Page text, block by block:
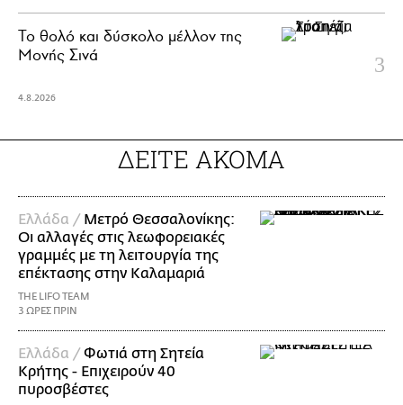
Το θολό και δύσκολο μέλλον της
Μονής Σινά
4.8.2026
ΔΕΙΤΕ ΑΚΟΜΑ
Ελλάδα / Μετρό Θεσσαλονίκης:
Οι αλλαγές στις λεωφορειακές
γραμμές με τη λειτουργία της
επέκτασης στην Καλαμαριά
THE LIFO TEAM
3 ΩΡΕΣ ΠΡΙΝ
Ελλάδα /Φωτιά στη Σητεία
Κρήτης - Επιχειρούν 40
πυροσβέστες